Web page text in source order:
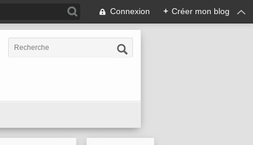
Connexion + Créer mon blog